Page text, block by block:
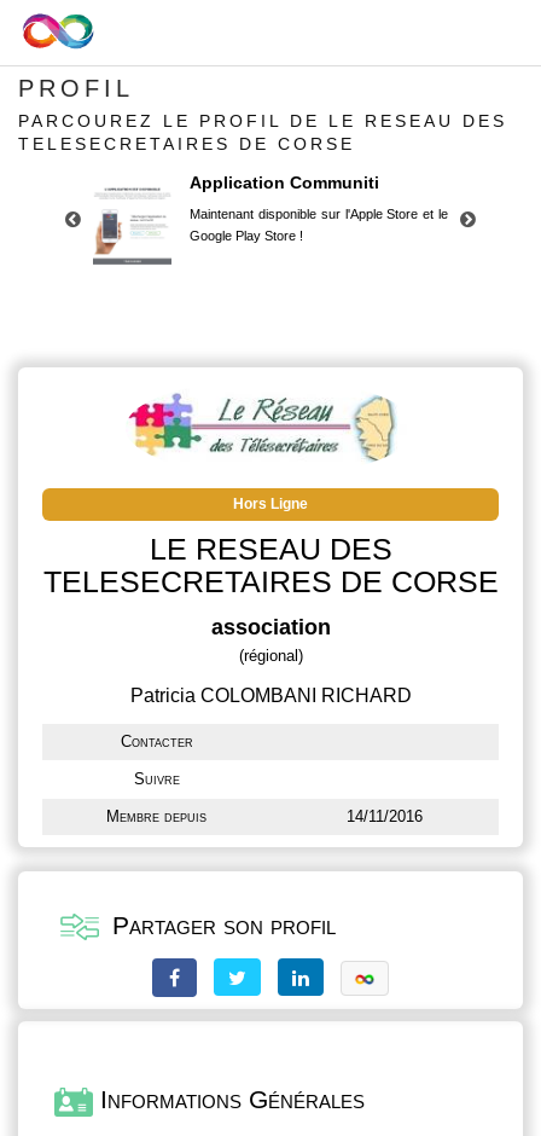
PROFIL
PARCOUREZ LE PROFIL DE LE RESEAU DES
TELESECRETAIRES DE CORSE
Application Communiti
Maintenant disponible sur l'Apple Store et le
Google Play Store !
Hors Ligne
LE RESEAU DES
TELESECRETAIRES DE CORSE
association
(régional)
Patricia COLOMBANI RICHARD
Contacter
Suivre
Membre depuis 14/11/2016
Partager son profil
Informations Générales